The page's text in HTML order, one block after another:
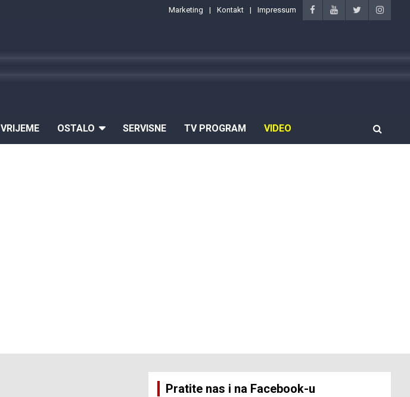
Marketing Kontakt Impressum
VRIJEME OSTALO SERVISNE TV PROGRAM VIDEO
Pratite nas i na Facebook-u